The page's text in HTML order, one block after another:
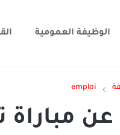
الوظيفة العمومية
emploi